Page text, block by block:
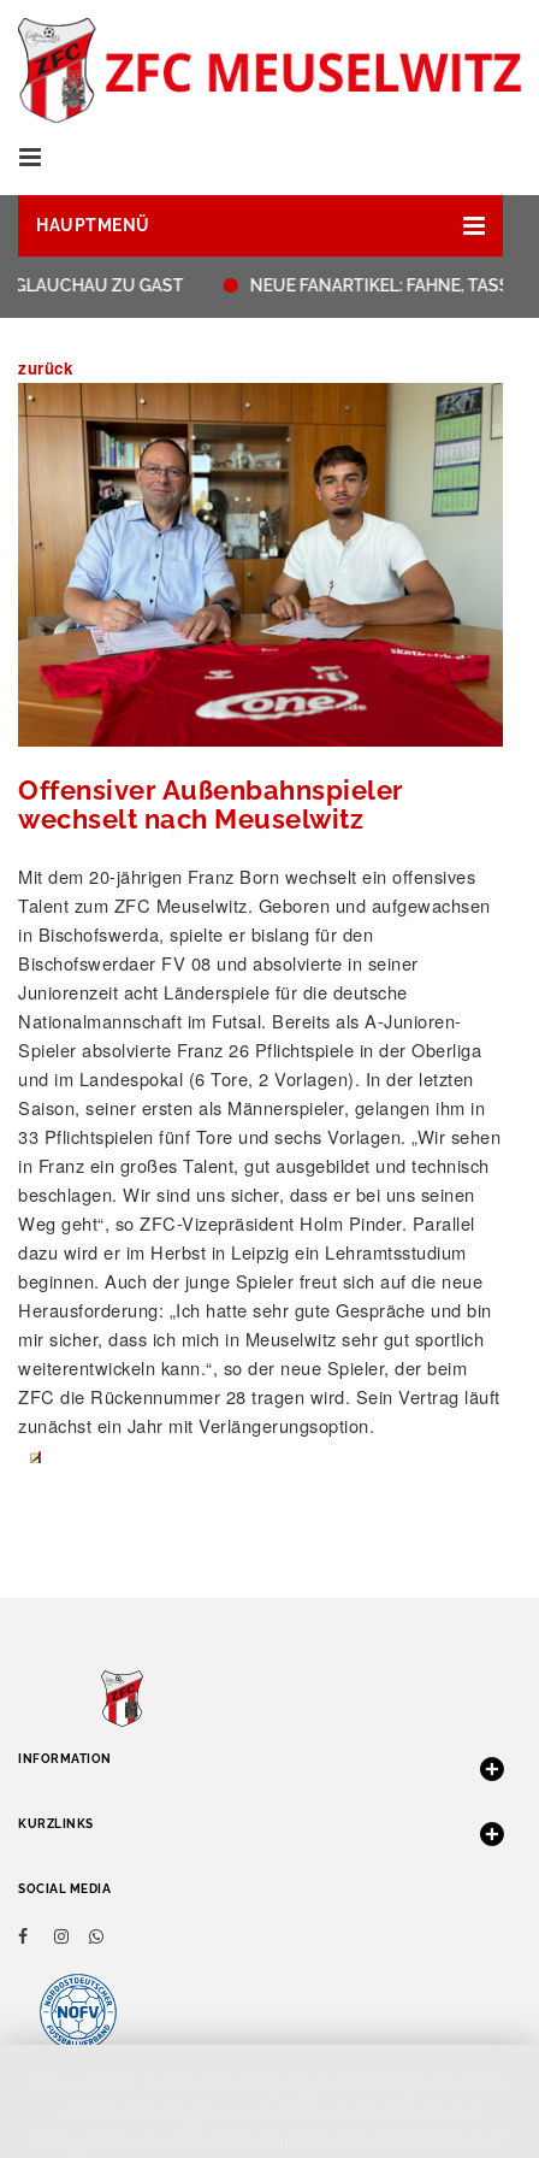
HAUPTMENÜ
ZU GAST NEUE FANARTIKEL: FAHNE, TASSEN,
zurück
Offensiver Außenbahnspieler
wechselt nach Meuselwitz
Mit dem 20-jährigen Franz Born wechselt ein offensives
Talent zum ZFC Meuselwitz. Geboren und aufgewachsen
in Bischofswerda, spielte er bislang für den
Bischofswerdaer FV 08 und absolvierte in seiner
Juniorenzeit acht Länderspiele für die deutsche
Nationalmannschaft im Futsal. Bereits als A-Junioren-
Spieler absolvierte Franz 26 Pflichtspiele in der Oberliga
und im Landespokal (6 Tore, 2 Vorlagen). In der letzten
Saison, seiner ersten als Männerspieler, gelangen ihm in
33 Pflichtspielen fünf Tore und sechs Vorlagen. „Wir sehen
in Franz ein großes Talent, gut ausgebildet und technisch
beschlagen. Wir sind uns sicher, dass er bei uns seinen
Weg geht“, so ZFC-Vizepräsident Holm Pinder. Parallel
dazu wird er im Herbst in Leipzig ein Lehramtsstudium
beginnen. Auch der junge Spieler freut sich auf die neue
Herausforderung: „Ich hatte sehr gute Gespräche und bin
mir sicher, dass ich mich in Meuselwitz sehr gut sportlich
weiterentwickeln kann.“, so der neue Spieler, der beim
ZFC die Rückennummer 28 tragen wird. Sein Vertrag läuft
zunächst ein Jahr mit Verlängerungsoption.
INFORMATION
KURZLINKS
SOCIAL MEDIA